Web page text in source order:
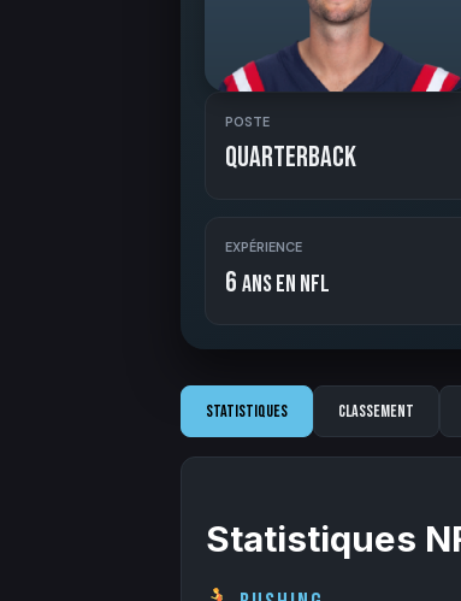
POSTE
Quarterback
EXPÉRIENCE
6 ans en NFL
Statistiques Classement
Statistiques